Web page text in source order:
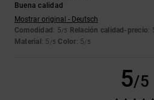
Buena calidad
Mostrar original - Deutsch
Comodidad : 5/5 Relación calidad-precio:
Material : 5 /5 Color: 5/5
5/5